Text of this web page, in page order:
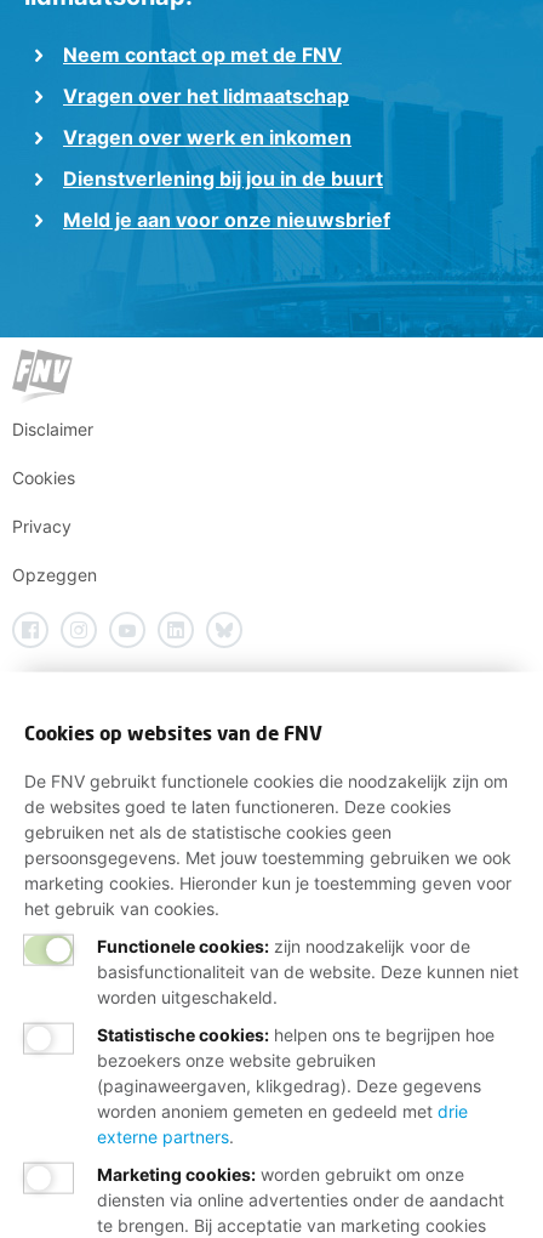
Neem contact op met de FNV
Vragen over het lidmaatschap
Vragen over werk en inkomen
Dienstverlening bij jou in de buurt
Meld je aan voor onze nieuwsbrief
Disclaimer
Cookies
Privacy
Opzeggen
Cookies op websites van de FNV
De FNV gebruikt functionele cookies die noodzakelijk zijn om
de websites goed te laten functioneren. Deze cookies
gebruiken net als de statistische cookies geen
persoonsgegevens. Met jouw toestemming gebruiken we ook
marketing cookies. Hieronder kun je toestemming geven voor
het gebruik van cookies.
Functionele cookies: zijn noodzakelijk voor de
basisfunctionaliteit van de website. Deze kunnen niet
worden uitgeschakeld.
Statistische cookies: helpen ons te begrijpen hoe
bezoekers onze website gebruiken
(paginaweergaven, klikgedrag). Deze gegevens
worden anoniem gemeten en gedeeld met drie
externe partners.
Marketing cookies: worden gebruikt om onze
diensten via online advertenties onder de aandacht
te brengen. Bij acceptatie van marketing cookies